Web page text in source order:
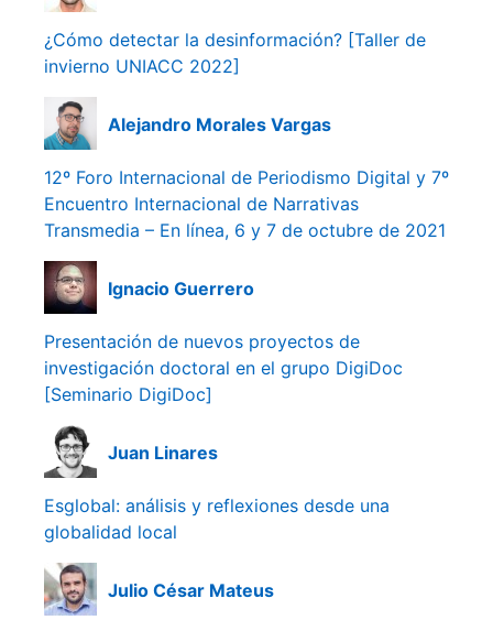
¿Cómo detectar la desinformación? [Taller de
invierno UNIACC 2022]
Alejandro Morales Vargas
12º Foro Internacional de Periodismo Digital y 7º
Encuentro Internacional de Narrativas
Transmedia – En línea, 6 y 7 de octubre de 2021
Ignacio Guerrero
Presentación de nuevos proyectos de
investigación doctoral en el grupo DigiDoc
[Seminario DigiDoc]
Juan Linares
Esglobal: análisis y reflexiones desde una
globalidad local
Julio César Mateus